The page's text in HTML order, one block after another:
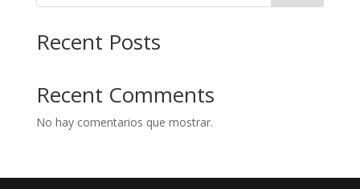
Recent Posts
Recent Comments
No hay comentarios que mostrar.